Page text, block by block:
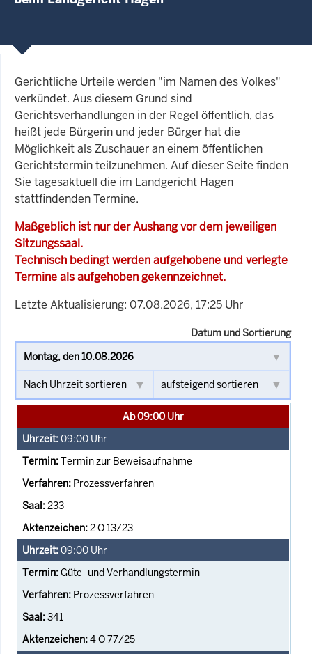
Gerichtliche Urteile werden "im Namen des Volkes"
verkündet. Aus diesem Grund sind
Gerichtsverhandlungen in der Regel öffentlich, das
heißt jede Bürgerin und jeder Bürger hat die
Möglichkeit als Zuschauer an einem öffentlichen
Gerichtstermin teilzunehmen. Auf dieser Seite finden
Sie tagesaktuell die im Landgericht Hagen
stattfindenden Termine.
Maßgeblich ist nur der Aushang vor dem jeweiligen
Sitzungssaal.
Technisch bedingt werden aufgehobene und verlegte
Termine als aufgehoben gekennzeichnet.
Letzte Aktualisierung: 07.08.2026, 17:25 Uhr
Datum und Sortierung
Ab 09:00 Uhr
09:00 Uhr
Termin zur Beweisaufnahme
Prozessverfahren
233
2 O 13/23
09:00 Uhr
Güte- und Verhandlungstermin
Prozessverfahren
341
4 O 77/25